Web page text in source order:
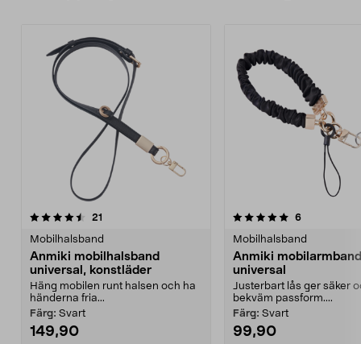
21
Mobilhalsband
Anmiki mobilhalsband
universal, konstläder
Häng mobilen runt halsen och ha
händerna fria...
Färg: Svart
149,90
5.0 av 5 stjärnor 6recensioner
Mobilhalsband
Anmiki mobilarmband
universal
Justerbart lås ger säker
bekväm passform....
Färg: Svart
99,90
4.5 av 5 stjärnor